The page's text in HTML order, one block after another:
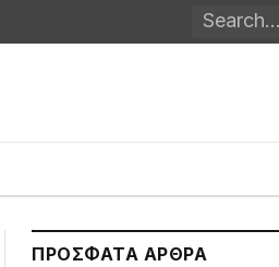
ΠΡΌΣΦΑΤΑ ΆΡΘΡΑ